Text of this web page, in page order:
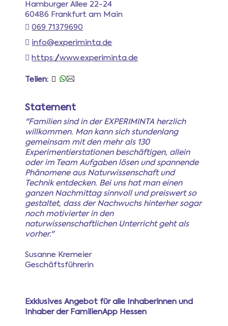
Hamburger Allee 22-24
60486 Frankfurt am Main
069 71379690
info@experiminta.de
https://www.experiminta.de
Teilen:
Statement
"Familien sind in der EXPERIMINTA herzlich
willkommen. Man kann sich stundenlang
gemeinsam mit den mehr als 130
Experimentierstationen beschäftigen, allein
oder im Team Aufgaben lösen und spannende
Phänomene aus Naturwissenschaft und
Technik entdecken. Bei uns hat man einen
ganzen Nachmittag sinnvoll und preiswert so
gestaltet, dass der Nachwuchs hinterher sogar
noch motivierter in den
naturwissenschaftlichen Unterricht geht als
vorher."
Susanne Kremeier
Geschäftsführerin
Exklusives Angebot für alle Inhaberinnen und
Inhaber der FamilienApp Hessen